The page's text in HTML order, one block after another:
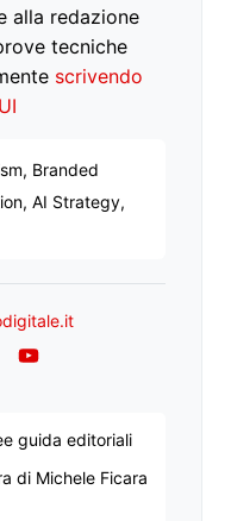
alla redazione
tecniche
scrivendo
Branded
AI Strategy,
YouTube
guida editoriali
di Michele Ficara